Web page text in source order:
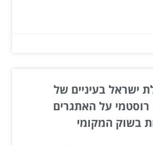
ישראל בעיניים של
רוסטמי על האתגרים
בשוק המקומי